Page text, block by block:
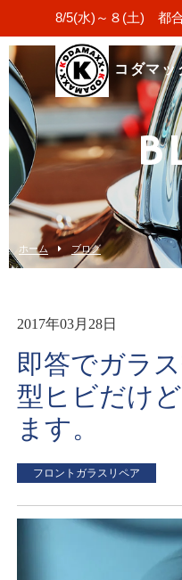
8/5(水)～８(土) 都合
コダマッ
ホーム ブログ
2017年03月28日
即答でガラ
型ヒビだけ
ます。
フロントガラスリペア